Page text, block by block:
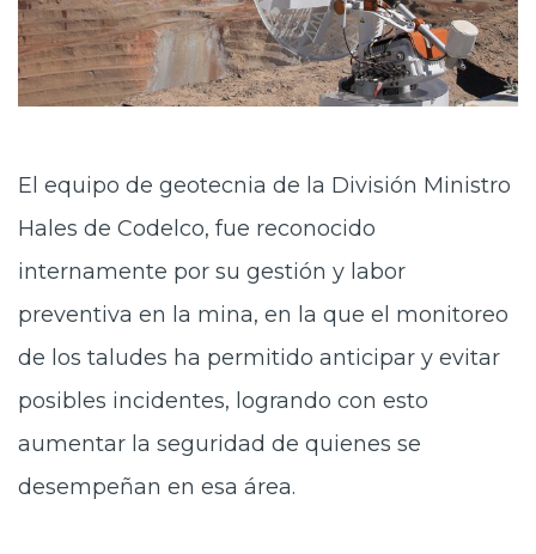
El equipo de geotecnia de la División Ministro
Hales de Codelco, fue reconocido
internamente por su gestión y labor
preventiva en la mina, en la que el monitoreo
de los taludes ha permitido anticipar y evitar
posibles incidentes, logrando con esto
aumentar la seguridad de quienes se
desempeñan en esa área.